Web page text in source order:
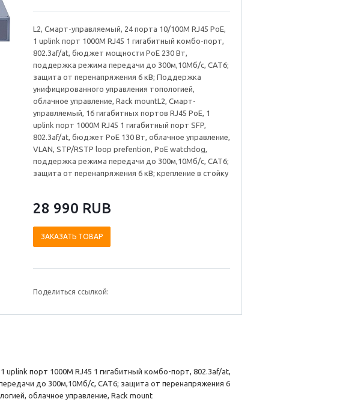
L2, Смарт-управляемый, 24 порта 10/100M RJ45 PoE,
1 uplink порт 1000М RJ45 1 гигабитный комбо-порт,
802.3af/at, бюджет мощности PoE 230 Вт,
поддержка режима передачи до 300м,10Мб/с, CAT6;
защита от перенапряжения 6 кВ; Поддержка
унифицированного управления топологией,
облачное управление, Rack mountL2, Смарт-
управляемый, 16 гигабитных портов RJ45 PoE, 1
uplink порт 1000М RJ45 1 гигабитный порт SFP,
802.3af/at, бюджет PoE 130 Вт, облачное управление,
VLAN, STP/RSTP loop prefention, PoE watchdog,
поддержка режима передачи до 300м,10Мб/с, CAT6;
защита от перенапряжения 6 кВ; крепление в стойку
28 990 RUB
ЗАКАЗАТЬ ТОВАР
Поделиться ссылкой:
uplink порт 1000М RJ45 1 гигабитный комбо-порт, 802.3af/at,
до 300м,10Мб/с, CAT6; защита от перенапряжения 6
облачное управление, Rack mount